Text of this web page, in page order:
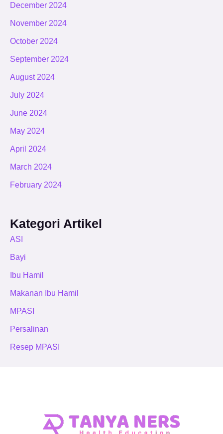
December 2024
November 2024
October 2024
September 2024
August 2024
July 2024
June 2024
May 2024
April 2024
March 2024
February 2024
Kategori Artikel
ASI
Bayi
Ibu Hamil
Makanan Ibu Hamil
MPASI
Persalinan
Resep MPASI